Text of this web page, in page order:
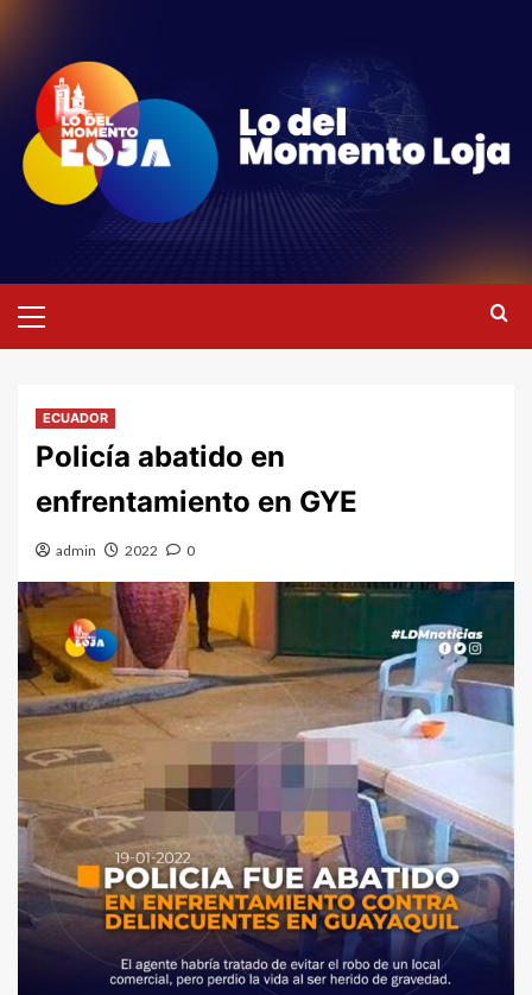
contenido
primario
ECUADOR
Policía abatido en
enfrentamiento en GYE
admin 2022 0